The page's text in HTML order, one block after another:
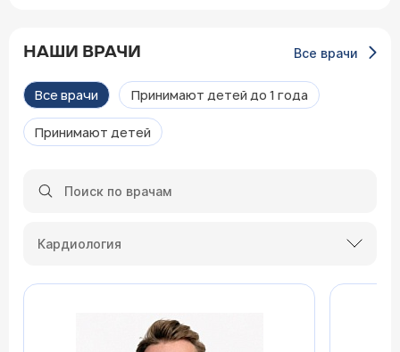
НАШИ ВРАЧИ Все врачи
Все врачи Принимают детей до 1 года
Принимают детей
Кардиология